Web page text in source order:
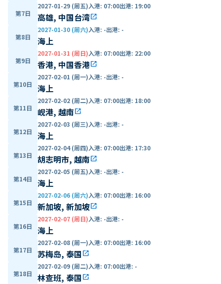
第7日
2027-01-29 (周五)入港: 07:00出港: 19:00
高雄, 中国台湾open_in_new
第8日
2027-01-30 (周六)入港: -出港: -
海上
第9日
2027-01-31 (周日)入港: 07:00出港: 22:00
香港, 中国香港open_in_new
第10日
2027-02-01 (周一)入港: -出港: -
海上
第11日
2027-02-02 (周二)入港: 07:00出港: 18:00
岘港, 越南open_in_new
第12日
2027-02-03 (周三)入港: -出港: -
海上
第13日
2027-02-04 (周四)入港: 07:00出港: 17:30
胡志明市, 越南open_in_new
第14日
2027-02-05 (周五)入港: -出港: -
海上
第15日
2027-02-06 (周六)入港: 07:00出港: 16:00
新加坡, 新加坡open_in_new
第16日
2027-02-07 (周日)入港: -出港: -
海上
第17日
2027-02-08 (周一)入港: 07:00出港: 16:00
苏梅岛, 泰国open_in_new
第18日
2027-02-09 (周二)入港: 07:00出港: -
林查班, 泰国open_in_new